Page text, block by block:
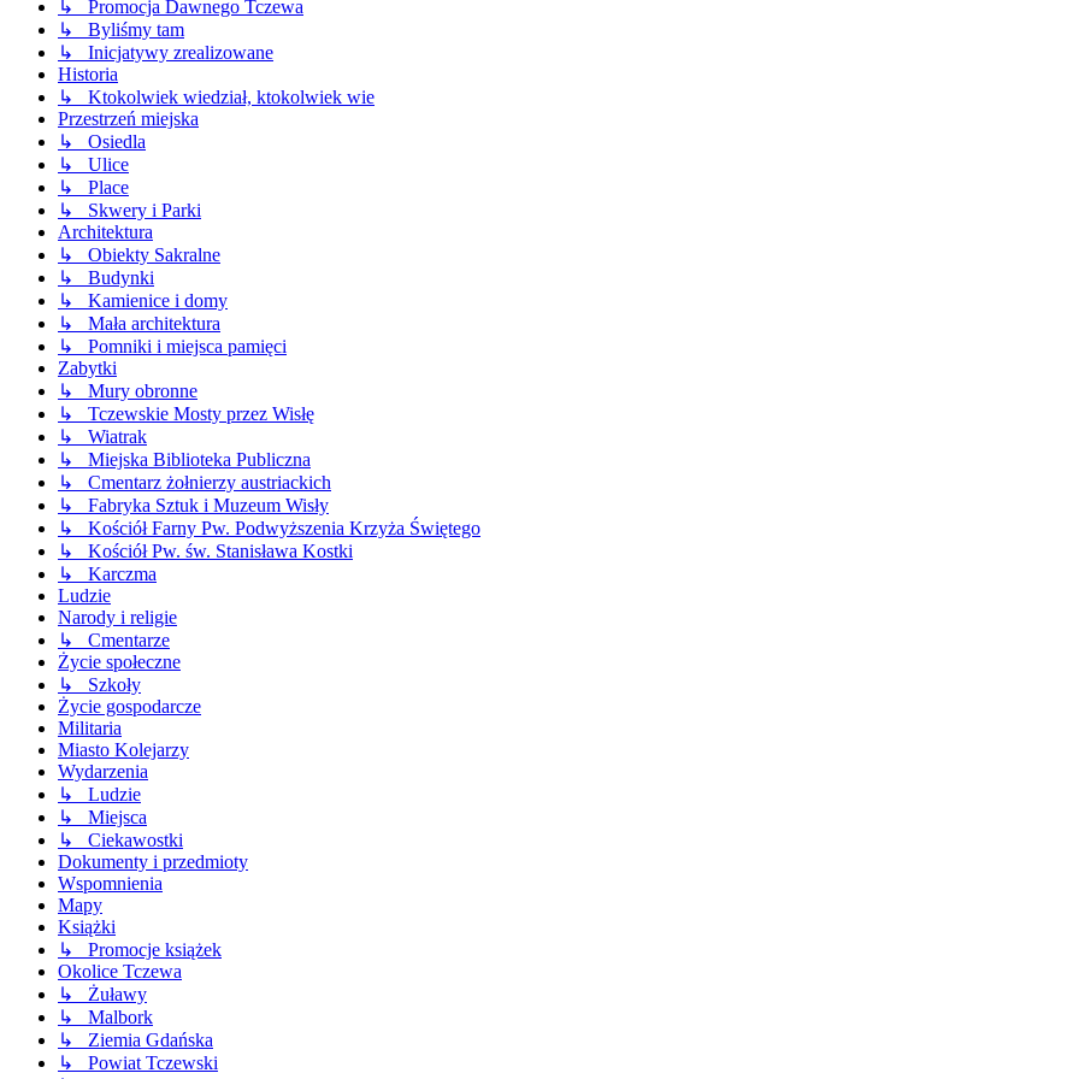
↳ Promocja Dawnego Tczewa
↳ Byliśmy tam
↳ Inicjatywy zrealizowane
Historia
↳ Ktokolwiek wiedział, ktokolwiek wie
Przestrzeń miejska
↳ Osiedla
↳ Ulice
↳ Place
↳ Skwery i Parki
Architektura
↳ Obiekty Sakralne
↳ Budynki
↳ Kamienice i domy
↳ Mała architektura
↳ Pomniki i miejsca pamięci
Zabytki
↳ Mury obronne
↳ Tczewskie Mosty przez Wisłę
↳ Wiatrak
↳ Miejska Biblioteka Publiczna
↳ Cmentarz żołnierzy austriackich
↳ Fabryka Sztuk i Muzeum Wisły
↳ Kościół Farny Pw. Podwyższenia Krzyża Świętego
↳ Kościół Pw. św. Stanisława Kostki
↳ Karczma
Ludzie
Narody i religie
↳ Cmentarze
Życie społeczne
↳ Szkoły
Życie gospodarcze
Militaria
Miasto Kolejarzy
Wydarzenia
↳ Ludzie
↳ Miejsca
↳ Ciekawostki
Dokumenty i przedmioty
Wspomnienia
Mapy
Książki
↳ Promocje książek
Okolice Tczewa
↳ Żuławy
↳ Malbork
↳ Ziemia Gdańska
↳ Powiat Tczewski